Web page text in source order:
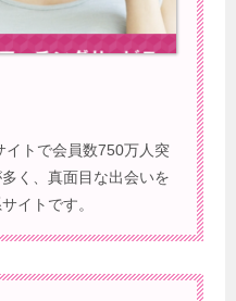
イトで会員数750万人突
く、真面目な出会いを
イトです。